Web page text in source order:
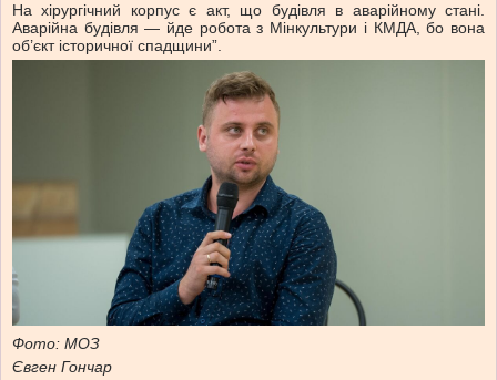
На хірургічний корпус є акт, що будівля в аварійному стані.
Аварійна будівля — йде робота з Мінкультури і КМДА, бо вона
об’єкт історичної спадщини”.
Фото: МОЗ
Євген Гончар